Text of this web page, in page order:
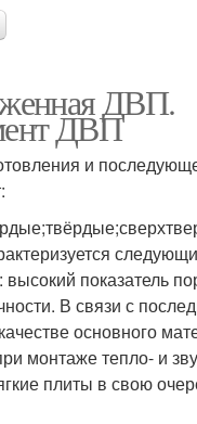
ДВП.
ДВП
и
показатель
В связи с
основного
монтаже тепло- и
плиты в свою